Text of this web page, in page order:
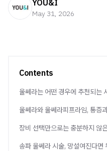
YOU&I
May 31, 2026
Contents
울쎄라는 어떤 경우에 추천되는
울쎄라와 울쎄라피프라임, 통증
장비 선택만으로는 충분하지 않
송파 울쎄라 시술, 망설여진다면